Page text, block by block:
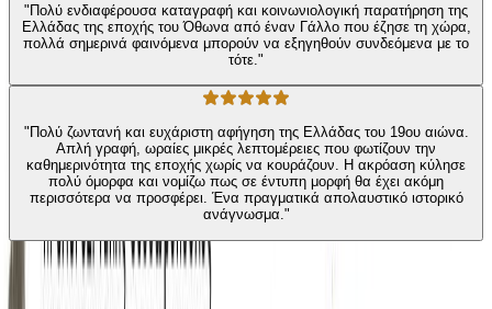
"Πολύ ενδιαφέρουσα καταγραφή και κοινωνιολογική παρατήρηση της
Ελλάδας της εποχής του Όθωνα από έναν Γάλλο που έζησε τη χώρα,
πολλά σημερινά φαινόμενα μπορούν να εξηγηθούν συνδεόμενα με το
τότε."
"Πολύ ζωντανή και ευχάριστη αφήγηση της Ελλάδας του 19ου αιώνα.
Απλή γραφή, ωραίες μικρές λεπτομέρειες που φωτίζουν την
καθημερινότητα της εποχής χωρίς να κουράζουν. Η ακρόαση κύλησε
πολύ όμορφα και νομίζω πως σε έντυπη μορφή θα έχει ακόμη
περισσότερα να προσφέρει. Ένα πραγματικά απολαυστικό ιστορικό
ανάγνωσμα."
Ίδιος συγγραφέας